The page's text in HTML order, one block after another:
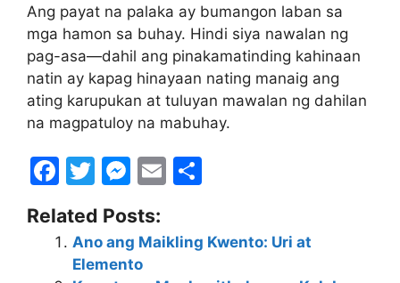
Ang payat na palaka ay bumangon laban sa
mga hamon sa buhay. Hindi siya nawalan ng
pag-asa—dahil ang pinakamatinding kahinaan
natin ay kapag hinayaan nating manaig ang
ating karupukan at tuluyan mawalan ng dahilan
na magpatuloy na mabuhay.
F
c
e
T
w
itt
er
M
s
s
E
ai
l
ar
e
Related Posts:
Ano ang Maikling Kwento: Uri at
Elemento